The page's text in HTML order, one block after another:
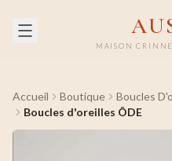
MAISON
Accueil Boutique
Boucles
Boucles d'oreilles ÔDE